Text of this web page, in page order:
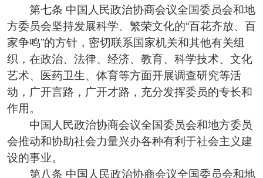
第七条 中国人民政治协商会议全国委员会和地
方委员会坚持发展科学、繁荣文化的“百花齐放、百
家争鸣”的方针，密切联系国家机关和其他有关组
织，在政治、法律、经济、教育、科学技术、文化
艺术、医药卫生、体育等方面开展调查研究等活
动，广开言路，广开才路，充分发挥委员的专长和
作用。
中国人民政治协商会议全国委员会和地方委员
会推动和协助社会力量兴办各种有利于社会主义建
设的事业。
第八条 中国人民政治协商会议全国委员会和地